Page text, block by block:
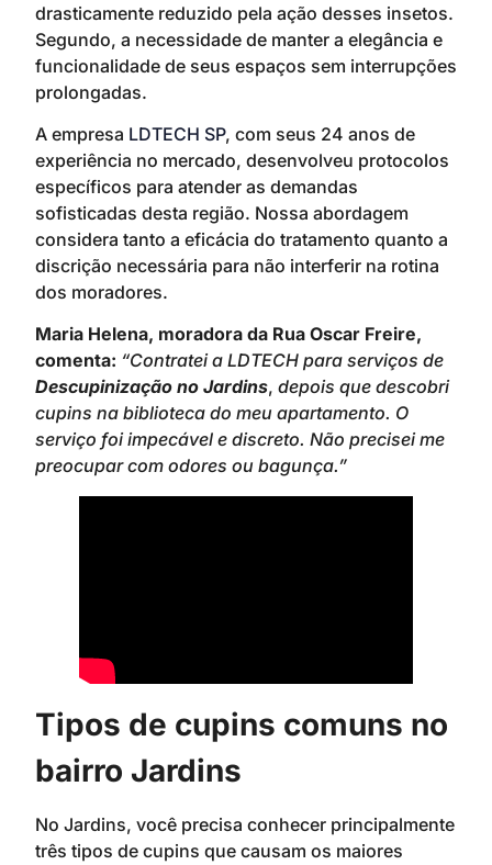
drasticamente reduzido pela ação desses insetos.
Segundo, a necessidade de manter a elegância e
funcionalidade de seus espaços sem interrupções
prolongadas.
A empresa LDTECH SP, com seus 24 anos de
experiência no mercado, desenvolveu protocolos
específicos para atender as demandas
sofisticadas desta região. Nossa abordagem
considera tanto a eficácia do tratamento quanto a
discrição necessária para não interferir na rotina
dos moradores.
Maria Helena, moradora da Rua Oscar Freire,
comenta: “Contratei a LDTECH para serviços de
Descupinização no Jardins, depois que descobri
cupins na biblioteca do meu apartamento. O
serviço foi impecável e discreto. Não precisei me
preocupar com odores ou bagunça.”
Tipos de cupins comuns no
bairro Jardins
No Jardins, você precisa conhecer principalmente
três tipos de cupins que causam os maiores